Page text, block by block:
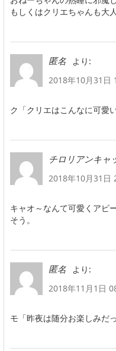
もしくはクリエちゃんも大
匿名
より:
2018年10月31日
ク「クリエはこんなに可愛
チロリアンキャ
2018年10月31日
キャオ～なんて可愛くアピ
そう。
匿名
より:
2018年11月1日
モ「昨夜は随分お楽しみだ